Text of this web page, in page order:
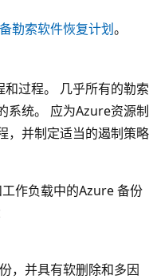
勒索软件恢复计划。
过程。 几乎所有的勒索
系统。 应为Azure资源制
，并制定适当的遏制策略
作负载中的Azure 备份
，并具有软删除和多因